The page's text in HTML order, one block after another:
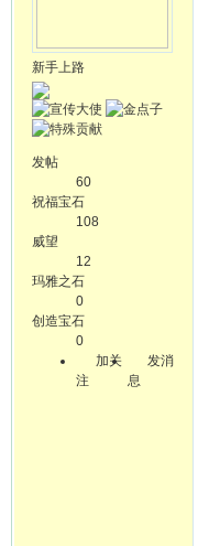
新手上路
发帖
60
祝福宝石
108
威望
12
玛雅之石
0
创造宝石
0
加关
注
发消
息